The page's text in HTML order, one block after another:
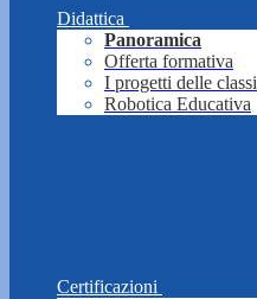
Didattica
Panoramica
Offerta formativa
I progetti delle classi
Robotica Educativa
Certificazioni